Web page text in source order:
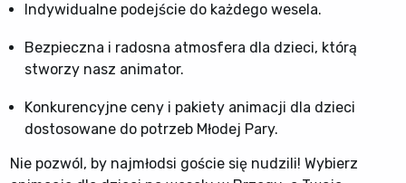
Indywidualne podejście do każdego wesela.
Bezpieczna i radosna atmosfera dla dzieci, którą
stworzy nasz animator.
Konkurencyjne ceny i pakiety animacji dla dzieci
dostosowane do potrzeb Młodej Pary.
Nie pozwól, by najmłodsi goście się nudzili! Wybierz